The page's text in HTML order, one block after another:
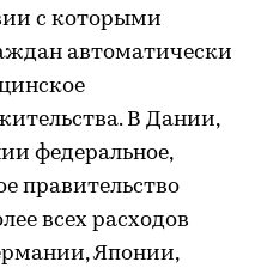
с которыми
автоматически
В Дании,
федеральное,
правительство
всех расходов
Японии,